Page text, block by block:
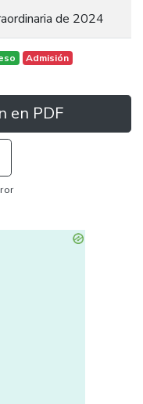
de 2024
Admisión
en PDF